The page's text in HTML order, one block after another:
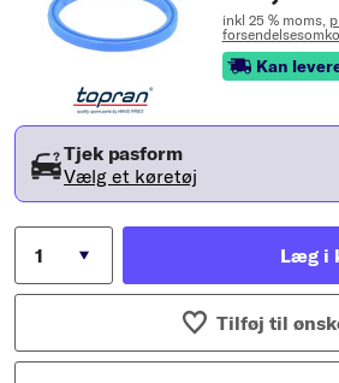
inkl 25 % moms,
Kan
Tjek pasform
Vælg et køretøj
Læg i
Tilføj til